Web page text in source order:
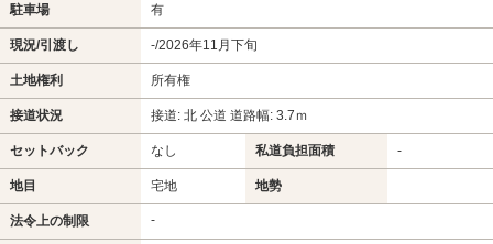
駐車場 有
現況/引渡し -/2026年11月下旬
土地権利 所有権
接道状況 接道: 北 公道 道路幅: 3.7ｍ
セットバック なし 私道負担面積 -
地目 宅地 地勢
法令上の制限 -